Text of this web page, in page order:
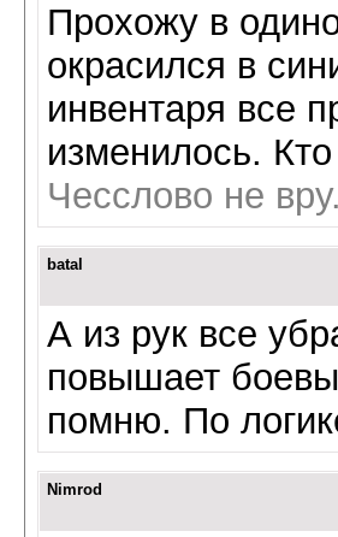
Прохожу в
окрасился в
инвентаря все
изменилось.
Чесслово не
batal
А из рук все
повышает
помню. По
Nimrod